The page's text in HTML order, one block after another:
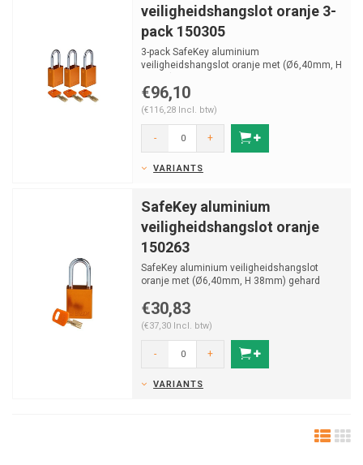
veiligheidshangslot oranje 3-
pack 150305
3-pack SafeKey aluminium
veiligheidshangslot oranje met (Ø6,40mm, H
€96,10
(€116,28 Incl. btw)
- +
VARIANTS
SafeKey aluminium
veiligheidshangslot oranje
150263
SafeKey aluminium veiligheidshangslot
oranje met (Ø6,40mm, H 38mm) gehard
€30,83
(€37,30 Incl. btw)
- +
VARIANTS